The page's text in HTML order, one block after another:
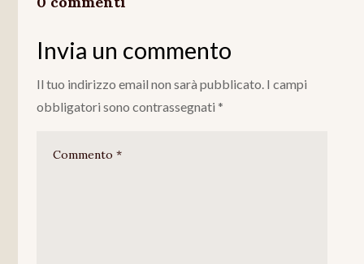
Invia un commento
Il tuo indirizzo email non sarà pubblicato. I campi
obbligatori sono contrassegnati *